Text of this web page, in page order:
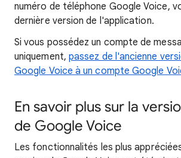
numéro de téléphone Google Voice,
dernière version de l'application.
Si vous possédez un compte de
uniquement, passez de l'ancienne
Google Voice à un compte Google
En savoir plus sur la
de Google Voice
Les fonctionnalités les plus